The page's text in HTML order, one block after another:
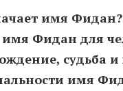
имя
имя Фидан для
судьба и
имя